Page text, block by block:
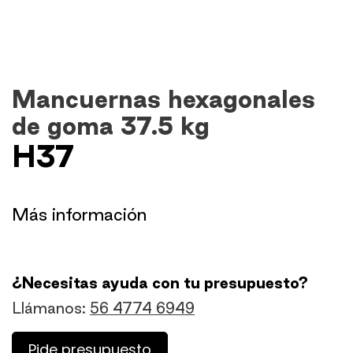
Mancuernas hexagonales
de goma 37.5 kg
H37
​Más información
¿Necesitas ayuda con tu presupuesto?
Llámanos: 56 4774 6949